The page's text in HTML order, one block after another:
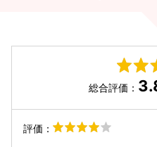
総合評価：
評価：